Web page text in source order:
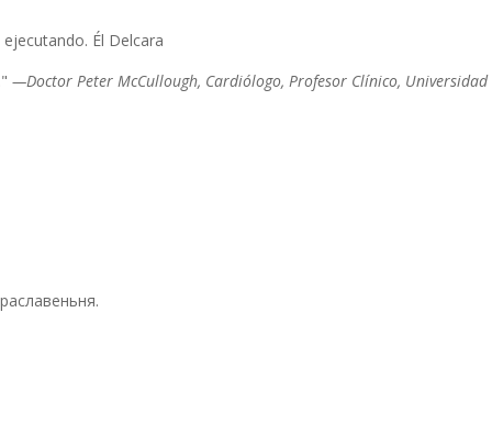
Él Delcara
—Doctor Peter McCullough, Cardiólogo, Profesor Clínico, Universidad